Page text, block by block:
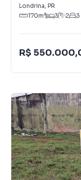
Londrina, PR
170m² 3 2 3
R$